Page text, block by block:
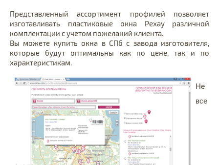
Представленный ассортимент профилей позволяет
изготавливать пластиковые окна Рехау различной
комплектации с учетом пожеланий клиента.
Вы можете купить окна в СПб с завода изготовителя,
которые будут оптимальны как по цене, так и по
характеристикам.
Не
все